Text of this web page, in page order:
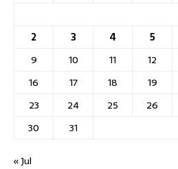
2
3 4 5
9
10 11 12
16
17 18 19
23
24 25 26
30
31
« Jul